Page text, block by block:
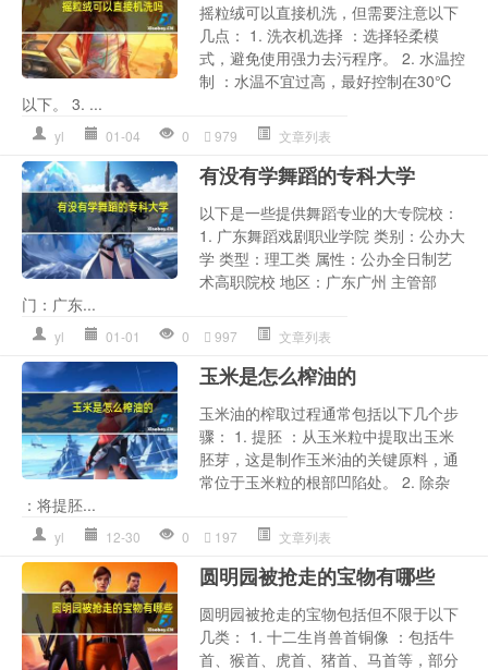
摇粒绒可以直接机洗，但需要注意以下
几点： 1. 洗衣机选择 ：选择轻柔模
式，避免使用强力去污程序。 2. 水温控
制 ：水温不宜过高，最好控制在30℃
以下。 3. ...
yl 01-04 0 979 文章列表
有没有学舞蹈的专科大学
以下是一些提供舞蹈专业的大专院校：
1. 广东舞蹈戏剧职业学院 类别：公办大
学 类型：理工类 属性：公办全日制艺
术高职院校 地区：广东广州 主管部
门：广东...
yl 01-01 0 997 文章列表
玉米是怎么榨油的
玉米油的榨取过程通常包括以下几个步
骤： 1. 提胚 ：从玉米粒中提取出玉米
胚芽，这是制作玉米油的关键原料，通
常位于玉米粒的根部凹陷处。 2. 除杂
：将提胚...
yl 12-30 0 197 文章列表
圆明园被抢走的宝物有哪些
圆明园被抢走的宝物包括但不限于以下
几类： 1. 十二生肖兽首铜像 ：包括牛
首、猴首、虎首、猪首、马首等，部分